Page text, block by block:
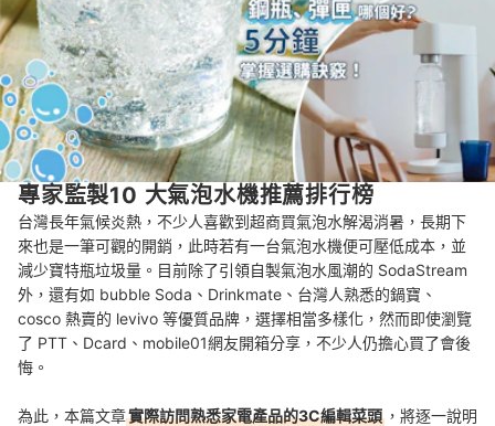
專家監製10 大氣泡水機推薦排行榜
台灣長年氣候炎熱，不少人喜歡到超商買氣泡水解渴消暑，長期下
來也是一筆可觀的開銷，此時若有一台氣泡水機便可壓低成本，並
減少寶特瓶垃圾量。目前除了引領自製氣泡水風潮的 SodaStream
外，還有如 bubble Soda、Drinkmate、台灣人熟悉的鍋寶、
cosco 熱賣的 levivo 等優質品牌，選擇相當多樣化，然而即使瀏覽
了 PTT、Dcard、mobile01網友開箱分享，不少人仍擔心買了會後
悔。
為此，本篇文章實際訪問熟悉家電產品的3C編輯菜頭 ，將逐一說明